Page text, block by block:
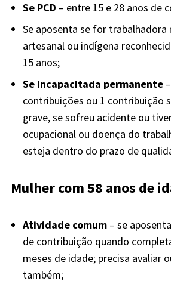
Se PCD – entre 15 e 28 anos de
Se aposenta se for trabalhadora
artesanal ou indígena
15 anos;
Se incapacitada permanente
contribuições ou 1 contribuição
grave, se sofreu acidente ou
ocupacional ou doença do
esteja dentro do prazo de
Mulher com 58 anos de
Atividade comum – se
de contribuição quando
meses de idade; precisa avaliar
também;